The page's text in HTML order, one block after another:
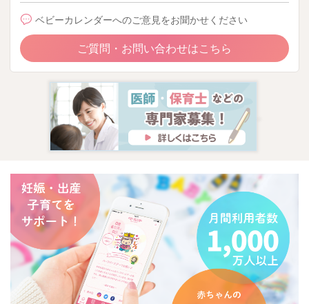
ベビーカレンダーへのご意見をお聞かせください
ご質問・お問い合わせはこちら